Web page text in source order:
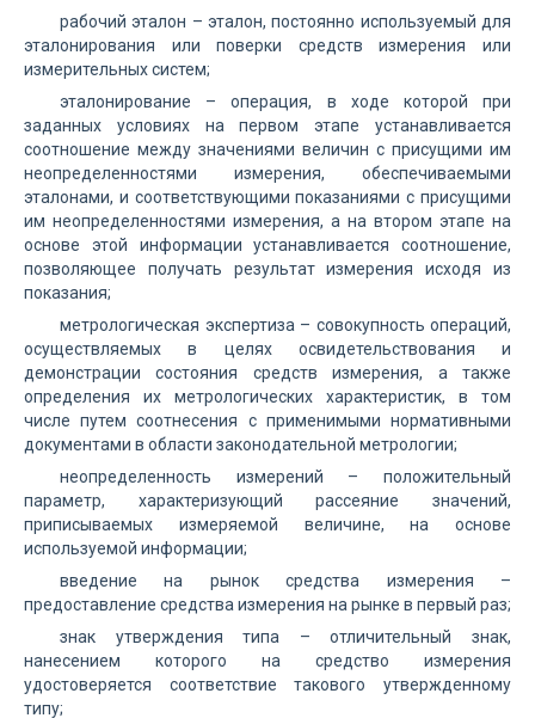
рабочий эталон – эталон, постоянно используемый для
эталонирования или поверки средств измерения или
измерительных систем;
эталонирование – операция, в ходе которой при
заданных условиях на первом этапе устанавливается
соотношение между значениями величин с присущими им
неопределенностями измерения, обеспечиваемыми
эталонами, и соответствующими показаниями с присущими
им неопределенностями измерения, а на втором этапе на
основе этой информации устанавливается соотношение,
позволяющее получать результат измерения исходя из
показания;
метрологическая экспертиза – совокупность операций,
осуществляемых в целях освидетельствования и
демонстрации состояния средств измерения, а также
определения их метрологических характеристик, в том
числе путем соотнесения с применимыми нормативными
документами в области законодательной метрологии;
неопределенность измерений – положительный
параметр, характеризующий рассеяние значений,
приписываемых измеряемой величине, на основе
используемой информации;
введение на рынок средства измерения –
предоставление средства измерения на рынке в первый раз;
знак утверждения типа – отличительный знак,
нанесением которого на средство измерения
удостоверяется соответствие такового утвержденному
типу;